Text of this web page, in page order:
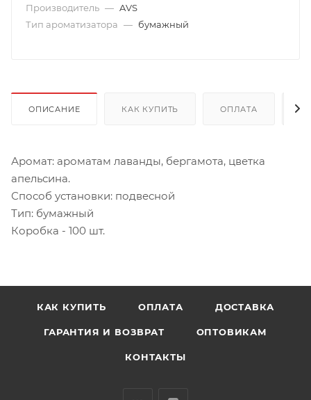
Производитель — AVS
Тип ароматизатора — бумажный
ОПИСАНИЕ КАК КУПИТЬ ОПЛАТА
Аромат: ароматам лаванды, бергамота, цветка
апельсина.
Способ установки: подвесной
Тип: бумажный
Коробка - 100 шт.
КАК КУПИТЬ ОПЛАТА ДОСТАВКА
ГАРАНТИЯ И ВОЗВРАТ ОПТОВИКАМ
КОНТАКТЫ